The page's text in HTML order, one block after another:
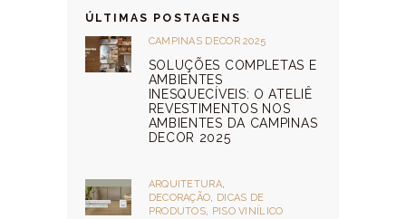
ÚLTIMAS POSTAGENS
CAMPINAS DECOR 2025
SOLUÇÕES COMPLETAS E
AMBIENTES
INESQUECÍVEIS: O ATELIÊ
REVESTIMENTOS NOS
AMBIENTES DA CAMPINAS
DECOR 2025
ARQUITETURA,
DECORAÇÃO, DICAS DE
PRODUTOS, PISO VINÍLICO